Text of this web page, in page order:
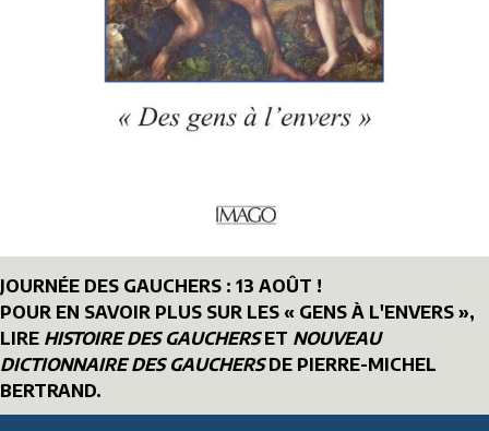
JOURNÉE DES GAUCHERS : 13 AOÛT !
POUR EN SAVOIR PLUS SUR LES « GENS À L'ENVERS »,
LIRE HISTOIRE DES GAUCHERSET NOUVEAU
DICTIONNAIRE DES GAUCHERSDE PIERRE-MICHEL
BERTRAND.